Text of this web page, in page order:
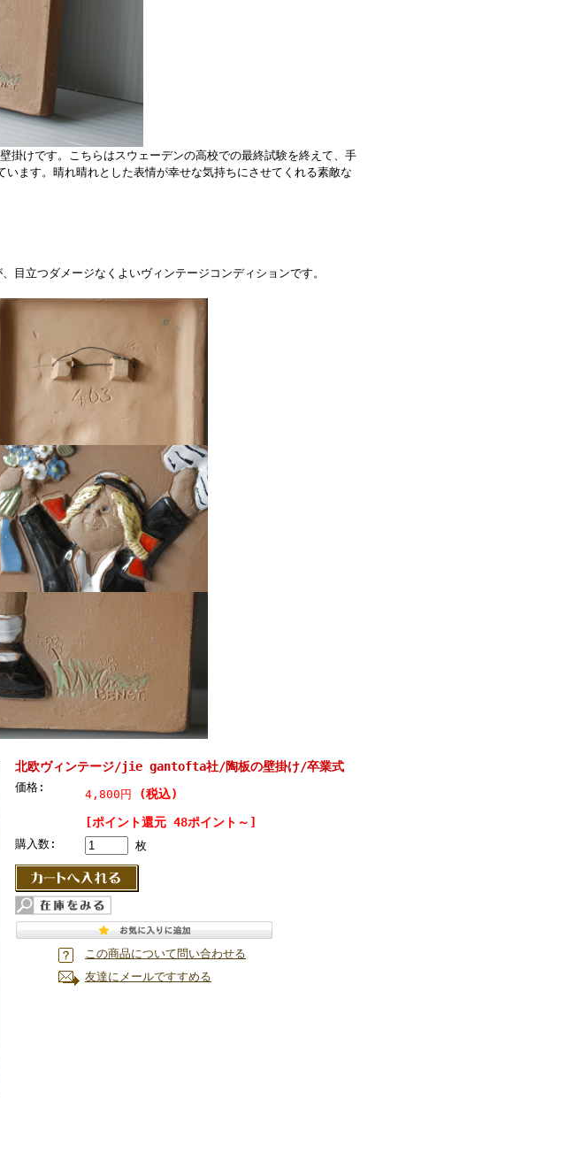
です。こちらはスウェーデンの高校での最終試験を終えて、手
ます。晴れ晴れとした表情が幸せな気持ちにさせてくれる素敵な
目立つダメージなくよいヴィンテージコンディションです。
北欧ヴィンテージ/jie gantofta社/陶板の壁掛け/卒業式
価格:
4,800円
(税込)
[ポイント還元 48ポイント～]
購入数: 枚
この商品について問い合わせる
友達にメールですすめる